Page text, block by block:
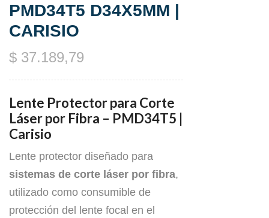
PMD34T5 D34X5MM |
CARISIO
$ 37.189,79
Lente Protector para Corte
Láser por Fibra – PMD34T5 |
Carisio
Lente protector diseñado para
sistemas de corte láser por fibra,
utilizado como consumible de
protección del lente focal en el